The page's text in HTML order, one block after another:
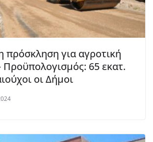
πρόσκληση για αγροτική
Προϋπολογισμός: 65 εκατ.
οι Δήμοι